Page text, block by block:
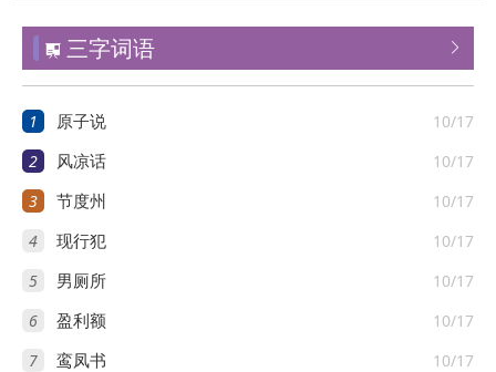

 三字词语
1 10/17
原子说
2 10/17
风凉话
3 10/17
节度州
4 10/17
现行犯
5 10/17
男厕所
6 10/17
盈利额
7 10/17
鸾凤书